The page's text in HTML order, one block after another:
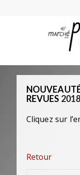
REVUES 2018
Cliquez sur
Retour